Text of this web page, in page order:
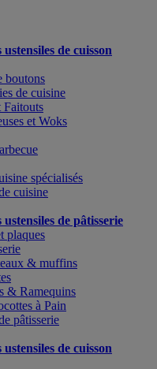
de cuisson
boutons
de cuisine
Faitouts
et Woks
spécialisés
cuisine
de pâtisserie
plaques
& muffins
& Ramequins
à Pain
pâtisserie
de cuisson